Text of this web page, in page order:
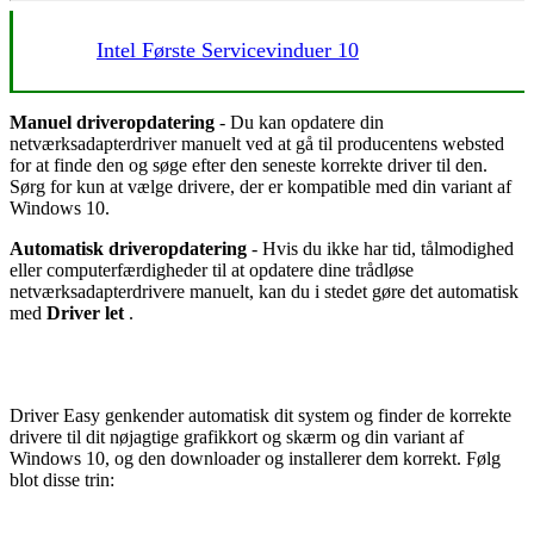
Intel Første Servicevinduer 10
Manuel driveropdatering - Du kan opdatere din
netværksadapterdriver manuelt ved at gå til producentens websted
for at finde den og søge efter den seneste korrekte driver til den.
Sørg for kun at vælge drivere, der er kompatible med din variant af
Windows 10.
Automatisk driveropdatering - Hvis du ikke har tid, tålmodighed
eller computerfærdigheder til at opdatere dine trådløse
netværksadapterdrivere manuelt, kan du i stedet gøre det automatisk
med Driver let .
Driver Easy genkender automatisk dit system og finder de korrekte
drivere til dit nøjagtige grafikkort og skærm og din variant af
Windows 10, og den downloader og installerer dem korrekt. Følg
blot disse trin: